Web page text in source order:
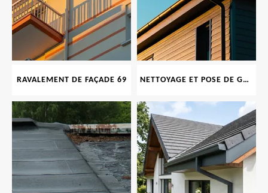
RAVALEMENT DE FAÇADE 69 NETTOYAGE ET POSE DE GOUTTIÈRE 69